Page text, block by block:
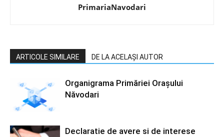
PrimariaNavodari
ARTICOLE SIMILARE DE LA ACELAȘI AUTOR
Organigrama Primăriei Orașului
Năvodari
Declaratie de avere si de interese